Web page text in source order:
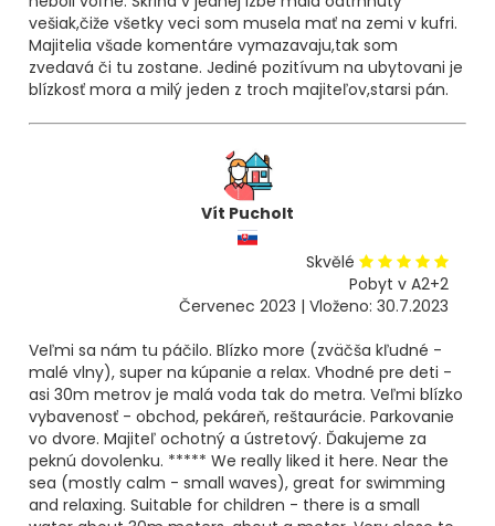
vešiak,čiže všetky veci som musela mať na zemi v kufri.
Majitelia všade komentáre vymazavaju,tak som
zvedavá či tu zostane. Jediné pozitívum na ubytovani je
blízkosť mora a milý jeden z troch majiteľov,starsi pán.
Vít Pucholt
Skvělé
Pobyt v A2+2
Červenec 2023 | Vloženo: 30.7.2023
Veľmi sa nám tu páčilo. Blízko more (zväčša kľudné -
malé vlny), super na kúpanie a relax. Vhodné pre deti -
asi 30m metrov je malá voda tak do metra. Veľmi blízko
vybavenosť - obchod, pekáreň, reštaurácie. Parkovanie
vo dvore. Majiteľ ochotný a ústretový. Ďakujeme za
peknú dovolenku. ***** We really liked it here. Near the
sea (mostly calm - small waves), great for swimming
and relaxing. Suitable for children - there is a small